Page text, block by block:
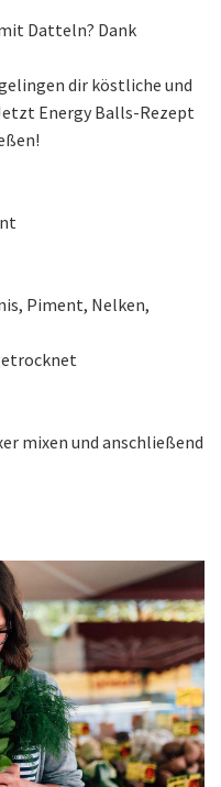
Datteln? Dank
dir köstliche und
Energy Balls-Rezept
Piment, Nelken,
mixen und anschließend